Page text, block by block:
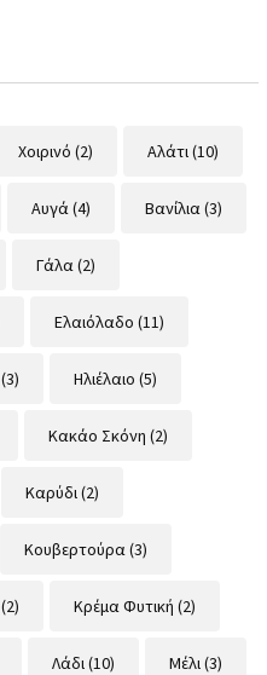
Χοιρινό (2) Αλάτι(10)
Αυγά(4) Βανίλια(3)
Γάλα(2)
Ελαιόλαδο (11)
(3) Ηλιέλαιο (5)
Κακάο Σκόνη (2)
Καρύδι(2)
Κουβερτούρα(3)
(2) Κρέμα Φυτική (2)
Λάδι(10) Μέλι(3)